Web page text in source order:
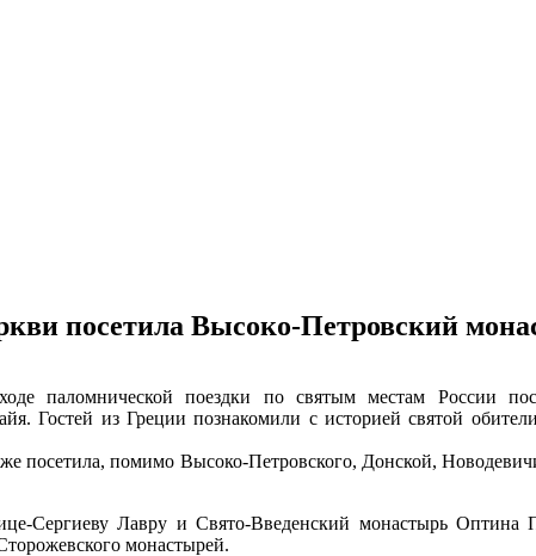
посетила Высоко-Петровский
паломнической поездки по святым местам России
Гостей из Греции познакомили с историей святой
посетила, помимо Высоко-Петровского, Донской,
Сергиеву Лавру и Свято-Введенский монастырь
монастырей.